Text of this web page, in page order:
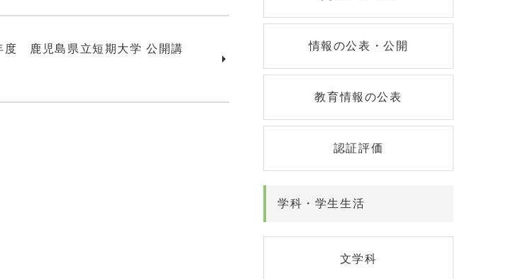
度 鹿児島県立短期大学 公開講
情報の公表・公開
教育情報の公表
認証評価
学科・学生生活
文学科